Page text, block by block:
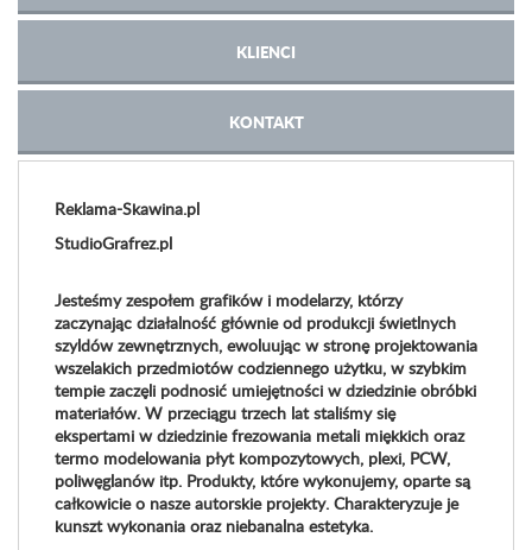
KLIENCI
KONTAKT
Reklama-Skawina.pl
StudioGrafrez.pl
Jesteśmy zespołem grafików i modelarzy, którzy
zaczynając działalność głównie od produkcji świetlnych
szyldów zewnętrznych, ewoluując w stronę projektowania
wszelakich przedmiotów codziennego użytku, w szybkim
tempie zaczęli podnosić umiejętności w dziedzinie obróbki
materiałów. W przeciągu trzech lat staliśmy się
ekspertami w dziedzinie frezowania metali miękkich oraz
termo modelowania płyt kompozytowych, plexi, PCW,
poliwęglanów itp. Produkty, które wykonujemy, oparte są
całkowicie o nasze autorskie projekty. Charakteryzuje je
kunszt wykonania oraz niebanalna estetyka.